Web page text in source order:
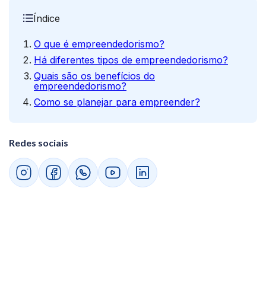
Índice
O que é empreendedorismo?
Há diferentes tipos de empreendedorismo?
Quais são os benefícios do
empreendedorismo?
Como se planejar para empreender?
Redes sociais